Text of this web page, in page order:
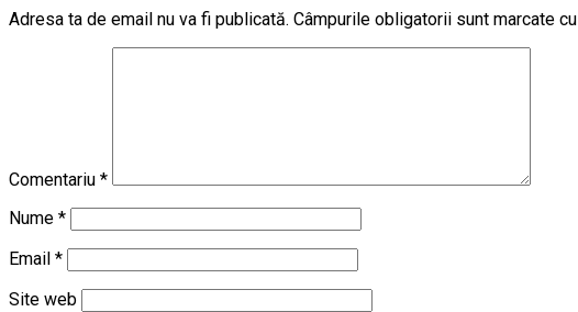
Adresa ta de email nu va fi publicată. Câmpurile obligatorii sunt marcate cu
Comentariu *
Nume *
Email *
Site web